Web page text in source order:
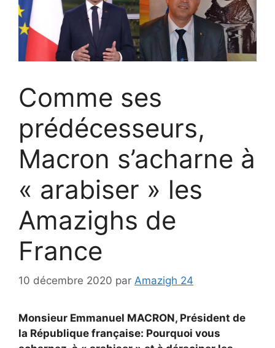
Comme ses
prédécesseurs,
Macron s’acharne à
« arabiser » les
Amazighs de
France
10 décembre 2020 par Amazigh 24
Monsieur Emmanuel MACRON, Président de
la République française: Pourquoi vous